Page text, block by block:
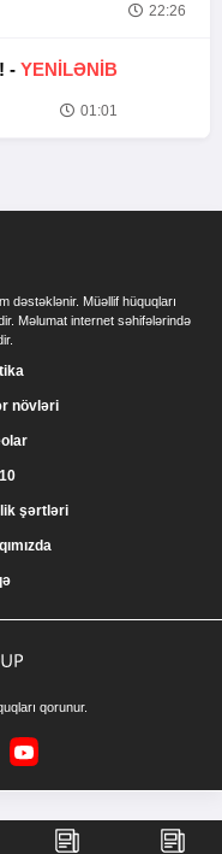
22:26
- YENİLƏNİB
01:01
dəstəklənir. Müəllif hüquqları
Məlumat internet səhifələrində
növləri
şərtləri
qorunur.